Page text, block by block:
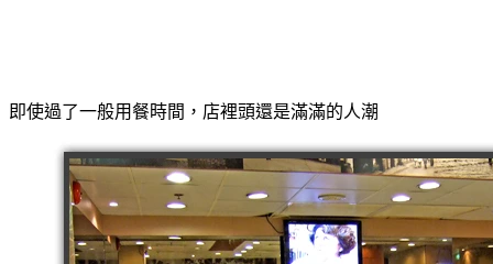
即使過了一般用餐時間，店裡頭還是滿滿的人潮